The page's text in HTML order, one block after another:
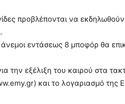
προβλέπονται να
άνεμοι εντάσεως 8 μποφόρ θα
την εξέλιξη του καιρού στα
και το λογαριασμό της